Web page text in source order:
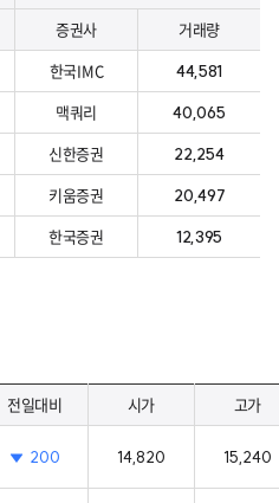
증권사
거래량
한국IMC 44,581
맥쿼리 40,065
신한증권 22,254
키움증권 20,497
한국증권 12,395
전일대비 시가 고가
200 14,820 15,240